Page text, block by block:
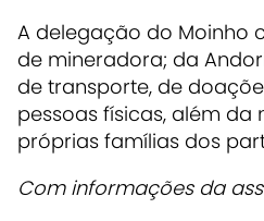
A delegação do Moinho
de mineradora; da
de transporte, de
pessoas físicas, além da
próprias famílias dos
Com informações da